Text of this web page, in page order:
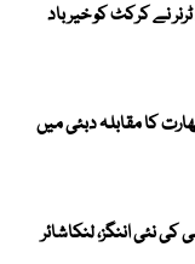
جان ٹرنر نے کرکٹ کو خیر باد
اور بھارت کا مقابلہ دبئی میں
نئی اننگز، لنکاشائر